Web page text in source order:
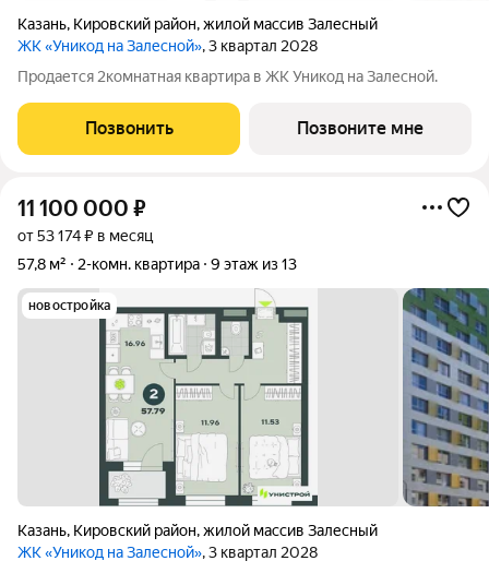
Казань, Кировский район,жилой массив Залесный
ЖК «Уникод на Залесной», 3 квартал 2028
Продается 2комнатная квартира в ЖК Уникод на Залесной.
Позвонить Позвоните мне
11 100 000 ₽
от 53 174 ₽ в месяц
57,8 м²
2-комн. квартира 9 этаж из 13
новостройка
Казань, Кировский район,жилой массив Залесный
ЖК «Уникод на Залесной», 3 квартал 2028